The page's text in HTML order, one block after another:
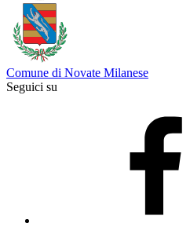
Comune di Novate Milanese
Seguici su